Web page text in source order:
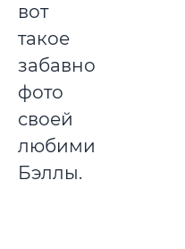
вот
такое
забавное
фото
своей
любимицы
Бэллы.